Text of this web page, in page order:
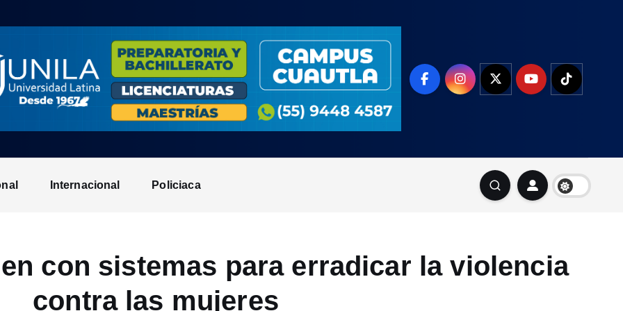
Internacional Policiaca
con sistemas para erradicar la violencia
contra las mujeres